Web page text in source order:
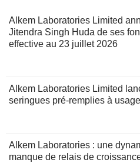
Alkem Laboratories Limited
Jitendra Singh Huda de ses
effective au 23 juillet 2026
Alkem Laboratories Limited
seringues pré-remplies à
Alkem Laboratories : une
manque de relais de